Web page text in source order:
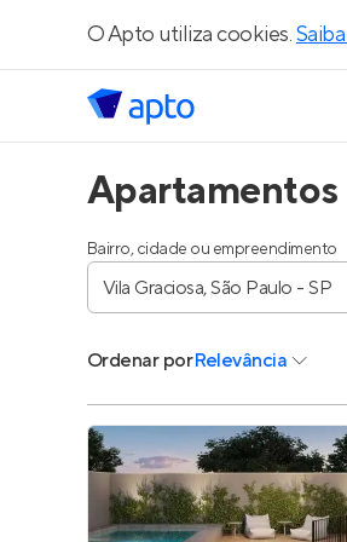
O Apto utiliza cookies.
Apartamentos
Bairro, cidade ou empreendimento
Ordenar porRelevância